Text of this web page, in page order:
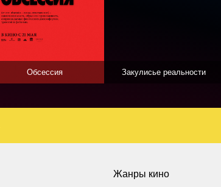
Обсессия Закулисье реальности
Жанры кино